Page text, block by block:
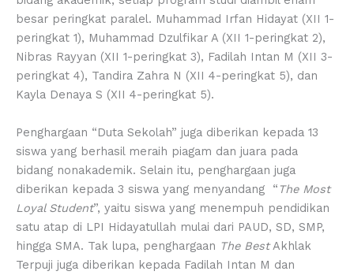
besar peringkat paralel. Muhammad Irfan Hidayat (XII 1-
peringkat 1), Muhammad Dzulfikar A (XII 1-peringkat 2),
Nibras Rayyan (XII 1-peringkat 3), Fadilah Intan M (XII 3-
peringkat 4), Tandira Zahra N (XII 4-peringkat 5), dan
Kayla Denaya S (XII 4-peringkat 5).
Penghargaan “Duta Sekolah” juga diberikan kepada 13
siswa yang berhasil meraih piagam dan juara pada
bidang nonakademik. Selain itu, penghargaan juga
diberikan kepada 3 siswa yang menyandang “ The Most
Loyal Student”, yaitu siswa yang menempuh pendidikan
satu atap di LPI Hidayatullah mulai dari PAUD, SD, SMP,
hingga SMA. Tak lupa, penghargaan The BestAkhlak
Terpuji juga diberikan kepada Fadilah Intan M dan